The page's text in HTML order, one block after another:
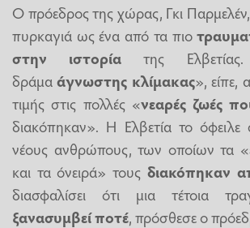
Ο πρόεδρος της χώρας, Γκι
πυρκαγιά ως ένα από τα πιο
στην ιστορία της
δράμαάγνωστης κλίμακας», είπε,
τιμής στις πολλές «νεαρές ζωές
διακόπηκαν». Η Ελβετία το όφειλε
νέους ανθρώπους, των οποίων τα
και τα όνειρά» τους διακόπηκαν
διασφαλίσει ότι μια τέτοια
ξανασυμβεί ποτέ, πρόσθεσε ο